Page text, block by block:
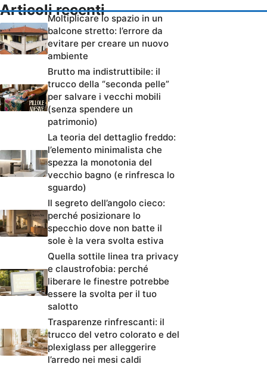
Articoli recenti
Moltiplicare lo spazio in un
balcone stretto: l’errore da
evitare per creare un nuovo
ambiente
Brutto ma indistruttibile: il
trucco della “seconda pelle”
per salvare i vecchi mobili
(senza spendere un
patrimonio)
La teoria del dettaglio freddo:
l’elemento minimalista che
spezza la monotonia del
vecchio bagno (e rinfresca lo
sguardo)
Il segreto dell’angolo cieco:
perché posizionare lo
specchio dove non batte il
sole è la vera svolta estiva
Quella sottile linea tra privacy
e claustrofobia: perché
liberare le finestre potrebbe
essere la svolta per il tuo
salotto
Trasparenze rinfrescanti: il
trucco del vetro colorato e del
plexiglass per alleggerire
l’arredo nei mesi caldi